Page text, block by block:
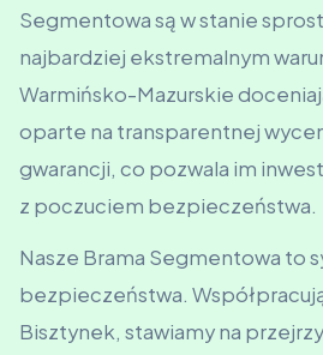
Segmentowa są w stanie
najbardziej ekstremalnym
Warmińsko-Mazurskie
oparte na transparentnej
gwarancji, co pozwala im
z poczuciem bezpieczeństwa.
Nasze Brama Segmentowa to
bezpieczeństwa.
Bisztynek, stawiamy na